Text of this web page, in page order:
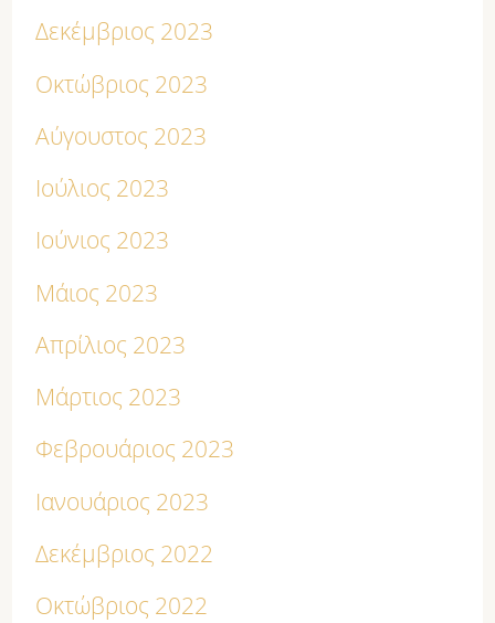
Δεκέμβριος 2023
Οκτώβριος 2023
Αύγουστος 2023
Ιούλιος 2023
Ιούνιος 2023
Μάιος 2023
Απρίλιος 2023
Μάρτιος 2023
Φεβρουάριος 2023
Ιανουάριος 2023
Δεκέμβριος 2022
Οκτώβριος 2022